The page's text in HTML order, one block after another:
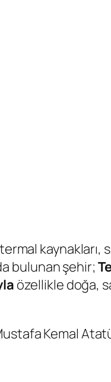
kaynakları,
bulunan şehir;
özellikle doğa,
Kemal